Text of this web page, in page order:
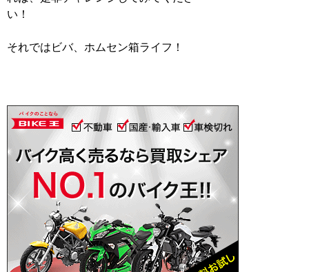
い！
それではビバ、ホムセン箱ライフ！